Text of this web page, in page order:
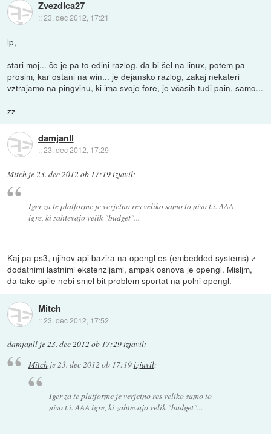
Zvezdica27
::23. dec 2012, 17:21
lp,
stari moj... če je pa to edini razlog. da bi šel na linux, potem pa
prosim, kar ostani na win... je dejansko razlog, zakaj nekateri
vztrajamo na pingvinu, ki ima svoje fore, je včasih tudi pain, samo...
zz
damjanll
::23. dec 2012, 17:29
Mitch je23. dec 2012 ob 17:19izjavil:
Iger za te platforme je verjetno res veliko samo to niso t.i. AAA
igre, ki zahtevajo velik "budget"...
Kaj pa ps3, njihov api bazira na opengl es (embedded systems) z
dodatnimi lastnimi ekstenzijami, ampak osnova je opengl. Misljm,
da take spile nebi smel bit problem sportat na polni opengl.
Mitch
::23. dec 2012, 17:52
damjanll je23. dec 2012 ob 17:29izjavil:
Mitchje23. dec 2012 ob 17:19izjavil:
Iger za te platforme je verjetno res veliko samo to
niso t.i. AAA igre, ki zahtevajo velik "budget"...